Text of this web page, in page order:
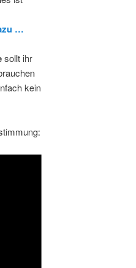
…
sollt ihr
kein